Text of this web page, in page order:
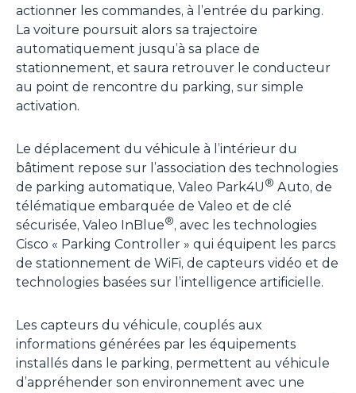
actionner les commandes, à l’entrée du parking.
La voiture poursuit alors sa trajectoire
automatiquement jusqu’à sa place de
stationnement, et saura retrouver le conducteur
au point de rencontre du parking, sur simple
activation.
Le déplacement du véhicule à l’intérieur du
bâtiment repose sur l’association des technologies
de parking automatique, Valeo Park4U® Auto, de
télématique embarquée de Valeo et de clé
sécurisée, Valeo InBlue®, avec les technologies
Cisco « Parking Controller » qui équipent les parcs
de stationnement de WiFi, de capteurs vidéo et de
technologies basées sur l’intelligence artificielle.
Les capteurs du véhicule, couplés aux
informations générées par les équipements
installés dans le parking, permettent au véhicule
d’appréhender son environnement avec une